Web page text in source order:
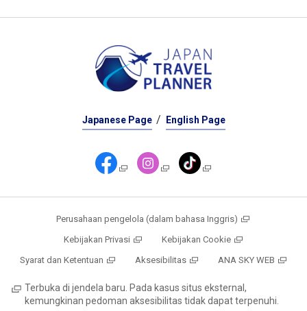
Japanese Page English Page
Perusahaan pengelola (dalam bahasa Inggris)
Kebijakan Privasi
Kebijakan Cookie
Syarat dan Ketentuan
Aksesibilitas ANA SKY WEB
Terbuka di jendela baru. Pada kasus situs eksternal,
kemungkinan pedoman aksesibilitas tidak dapat terpenuhi.